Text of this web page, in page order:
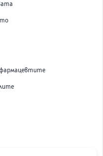
фармацевтите